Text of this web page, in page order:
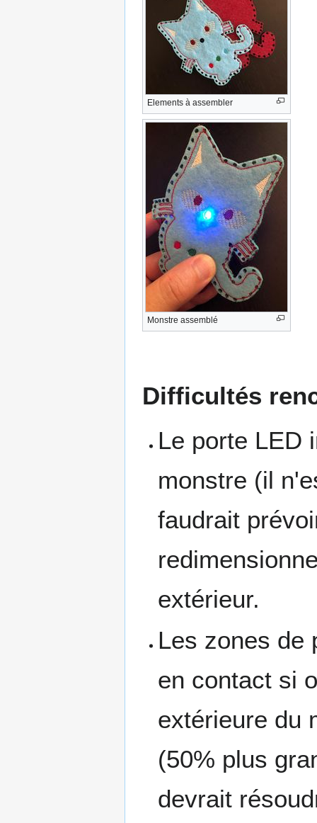
Elements à assembler
Monstre assemblé
Difficultés
Le porte LED
monstre (il
faudrait
extérieur.
Les zones de
en contact si
extérieure du
(50% plus
devrait